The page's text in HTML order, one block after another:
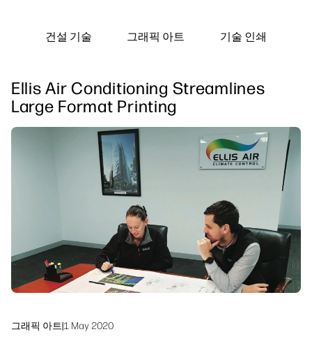
HP 라텍스 전문가에게 문의
PrintOS 전문가에게 문의하기
팔로우하기
linkedIn
twitteryoutube
HP PageWide XL 프린터
HP Stitch 프린터
HP PrintOS 프로덕션 허브
보안
블로그
웨비나
건설 기술 그래픽 아트 기술 인쇄
Ellis Air Conditioning Streamlines
Large Format Printing
그래픽 아트|1 May 2020